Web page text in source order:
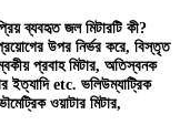
ব্যবহৃত জল মিটারটি কী?
প্রয়োগের উপর নির্ভর করে, বিস্তৃত
প্রবাহ মিটার, অতিস্বনক
ইত্যাদি etc. ভলিউম্যাট্রিক
ওয়াটার মিটার,